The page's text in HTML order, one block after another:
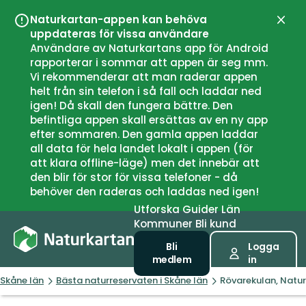
Naturkartan-appen kan behöva
uppdateras för vissa användare
Användare av Naturkartans app för Android
rapporterar i sommar att appen är seg mm.
Vi rekommenderar att man raderar appen
helt från sin telefon i så fall och laddar ned
igen! Då skall den fungera bättre. Den
befintliga appen skall ersättas av en ny app
efter sommaren. Den gamla appen laddar
all data för hela landet lokalt i appen (för
att klara offline-läge) men det innebär att
den blir för stor för vissa telefoner - då
behöver den raderas och laddas ned igen!
UtforskaGuiderLän
Kommuner Bli kund
Bli
medlem
Logga
in
Skåne län Bästa naturreservaten i Skåne län Rövarekulan,